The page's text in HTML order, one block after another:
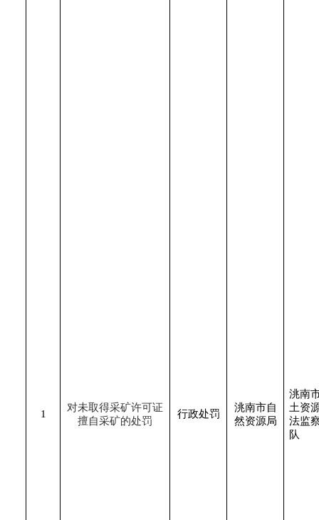
1
对未取得采矿许可证
擅自采矿的处罚
行政处罚
洮南市自
然资源局
洮南
土资
法监
队